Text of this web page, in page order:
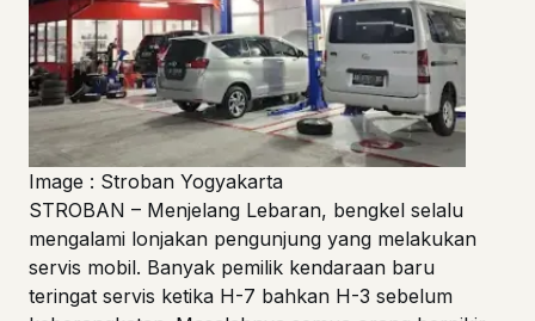
Image : Stroban Yogyakarta
STROBAN – Menjelang Lebaran, bengkel selalu
mengalami lonjakan pengunjung yang melakukan
servis mobil. Banyak pemilik kendaraan baru
teringat servis ketika H-7 bahkan H-3 sebelum